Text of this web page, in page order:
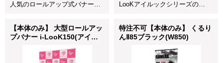
人気のロールアップ式バナース
1200mm幅！
LooKアイルックシリーズの
きるバックパネル・巨大案内パ
ネルとして大活躍します。
【本体のみ】 大型ロールアッ
プバナー i-LooK150(アイル
特注不可【本体のみ】 くるり
んⅡ85ブラック(W850)